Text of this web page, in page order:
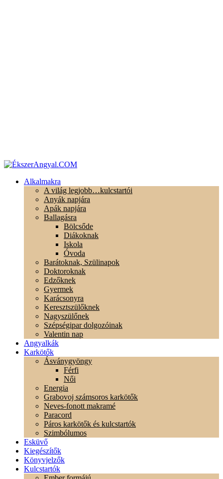
Alkalmakra
A világ legjobb…kulcstartói
Anyák napjára
Apák napjára
Ballagásra
Bölcsőde
Diákoknak
Iskola
Óvoda
Barátoknak, Szülinapok
Doktoroknak
Edzőknek
Gyermek
Karácsonyra
Keresztszülőknek
Nagyszülőnek
Szépségipar dolgozóinak
Valentin nap
Angyalkák
Karkötők
Ásványgyöngy
Férfi
Női
Energia
Grabovoj számsoros karkötők
Neves-fonott makramé
Paracord
Páros karkötők és kulcstartók
Szimbólumos
Esküvő
Kiegészítők
Könyvjelzők
Kulcstartók